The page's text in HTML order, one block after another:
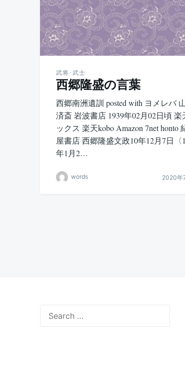
武将･武士
西郷隆盛の言葉
西郷南洲遺訓 posted with ヨメレバ
済斎 岩波書店 1939年02月02日頃 楽
ックス 楽天kobo Amazon 7net honto
屋書店 西郷隆盛文政10年12月7日〈
年1月2…
words 2020年
送
for: